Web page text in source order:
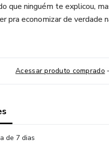
que ninguém te explicou,
pra economizar de verdade
Acessar produto comprado
de 7 dias